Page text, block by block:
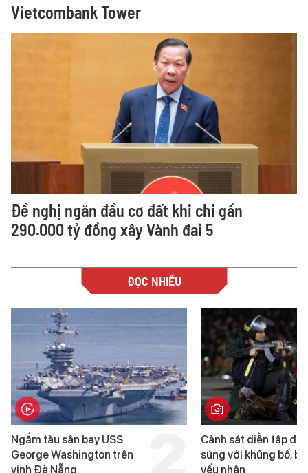
Vietcombank Tower
Đề nghị ngăn đầu cơ đất khi chi gần
290.000 tỷ đồng xây Vành đai 5
ĐỌC NHIỀU
Cảnh sát diễn tập đấu
súng với khủng bố, bảo vệ
yếu nhân
Cận cảnh chiến
tống tàu sân bay
George